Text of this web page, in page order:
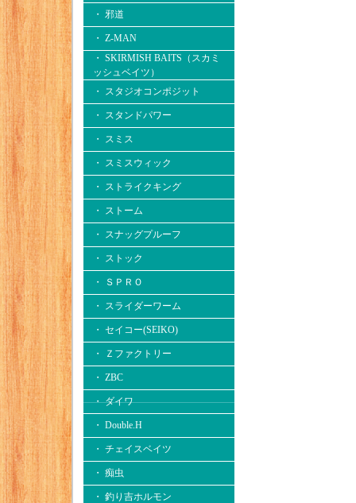
・ 邪道
・ Z-MAN
・ SKIRMISH BAITS（スカミ
ッシュベイツ）
・ スタジオコンポジット
・ スタンドパワー
・ スミス
・ スミスウィック
・ ストライクキング
・ ストーム
・ スナッグプルーフ
・ ストック
・ ＳＰＲＯ
・ スライダーワーム
・ セイコー(SEIKO)
・ Ｚファクトリー
・ ZBC
・ ダイワ
・ Double.H
・ チェイスベイツ
・ 痴虫
・ 釣り吉ホルモン